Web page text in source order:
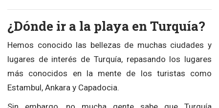
¿Dónde ir a la playa en Turquía?
Hemos conocido las bellezas de muchas ciudades y
lugares de interés de Turquía, repasando los lugares
más conocidos en la mente de los turistas como
Estambul, Ankara y Capadocia.